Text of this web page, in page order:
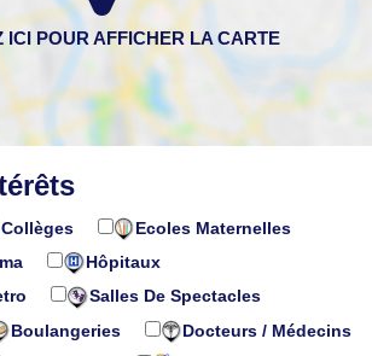
Collèges
Ecoles Maternelles
Hôpitaux
Salles De Spectacles
Boulangeries
Docteurs / Médecins